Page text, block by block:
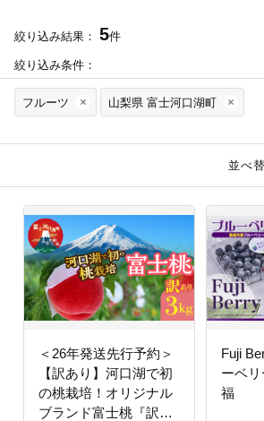
絞り込み結果： 5件
絞り込み条件：
フルーツ 山梨県 富士河口湖町
並べ
＜26年発送先行予約＞
【訳あり】河口湖で初
の桃栽培！オリジナル
ブランド富士桃『訳あ
Fuji
ーベ
福